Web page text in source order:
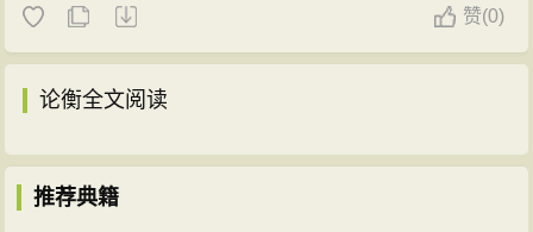
赞(0)
论衡全文阅读
推荐典籍